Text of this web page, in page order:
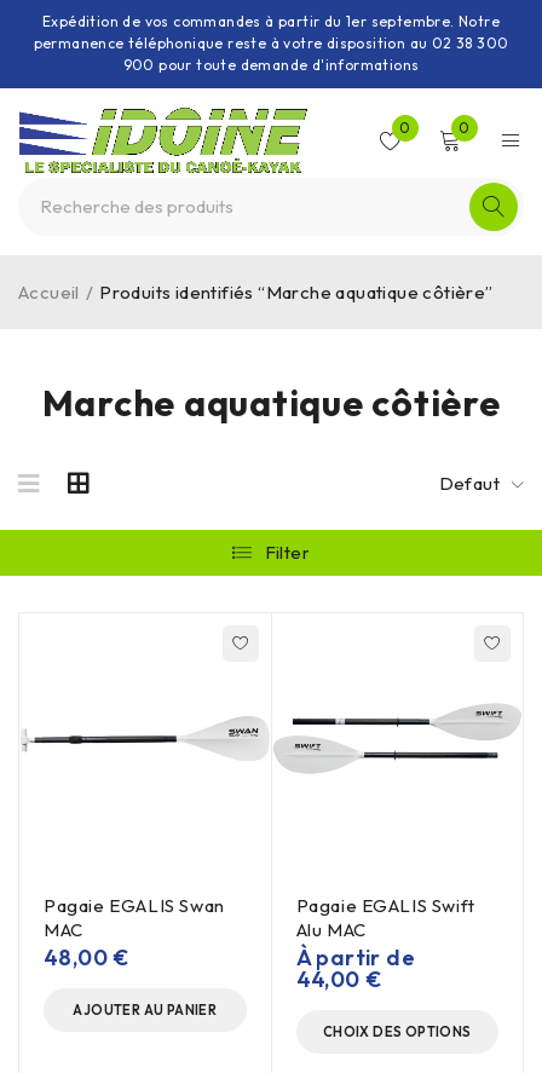
Expédition de vos commandes à partir du 1er septembre. Notre
permanence téléphonique reste à votre disposition au 02 38 300
900 pour toute demande d'informations
0 0
Marche aquatique côtière
Accueil / Produits identifiés “Marche aquatique côtière”
Defaut
Filter
Pagaie EGALIS Swan
MAC
48,00€
AJOUTER AU PANIER
Pagaie EGALIS Swift
Alu MAC
À partir de
44,00 €
CHOIX DES OPTIONS